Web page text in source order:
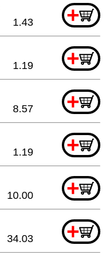
+
1.43
+
1.19
+
8.57
+
1.19
+
10.00
+
34.03